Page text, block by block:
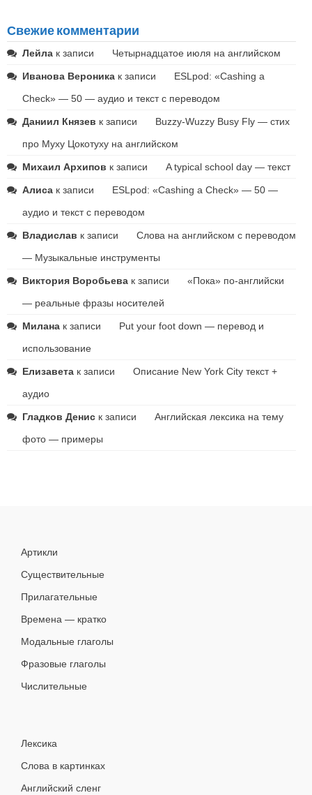
Свежие комментарии
Лейла к записи Четырнадцатое июля на английском
Иванова Вероника к записи
ESLpod: «Cashing a
Check» — 50 — аудио и текст с переводом
Даниил Князев к записи
Buzzy-Wuzzy Busy Fly — стих
про Муху Цокотуху на английском
Михаил Архипов к записи A typical school day — текст
Алиса к записи
ESLpod: «Cashing a Check» — 50 —
аудио и текст с переводом
Владислав к записи
Слова на английском с переводом
— Музыкальные инструменты
Виктория Воробьева к записи
«Пока» по-английски
— реальные фразы носителей
Милана к записи
Put your foot down — перевод и
использование
Елизавета к записи
Описание New York City текст +
аудио
Гладков Денис к записи
Английская лексика на тему
фото — примеры
Артикли
Существительные
Прилагательные
Времена — кратко
Модальные глаголы
Фразовые глаголы
Числительные
Лексика
Слова в картинках
Английский сленг